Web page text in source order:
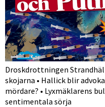
Droskdrottningen
skojarna • Hallick blir
mördare? • Lyxmäklarens
sentimentala sörja